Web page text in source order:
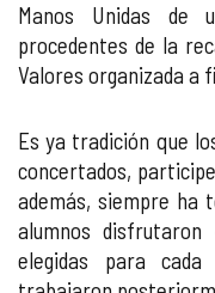
Manos Unidas de
procedentes de la
Valores organizada a
Es ya tradición que
concertados,
además, siempre ha
alumnos disfrutaron
elegidas para